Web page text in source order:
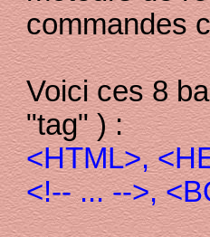
commandes
Voici ces 8
"tag" ) :
<HTML>,
<!-- ... -->,